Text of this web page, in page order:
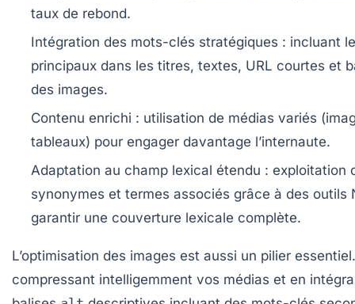
taux de rebond.
Intégration des mots-clés stratégiques : incluant
principaux dans les titres, textes, URL courtes et
des images.
Contenu enrichi : utilisation de médias variés
tableaux) pour engager davantage l’internaute.
Adaptation au champ lexical étendu : exploitation
synonymes et termes associés grâce à des outils
garantir une couverture lexicale complète.
L’optimisation des images est aussi un pilier
compressant intelligemment vos médias et en